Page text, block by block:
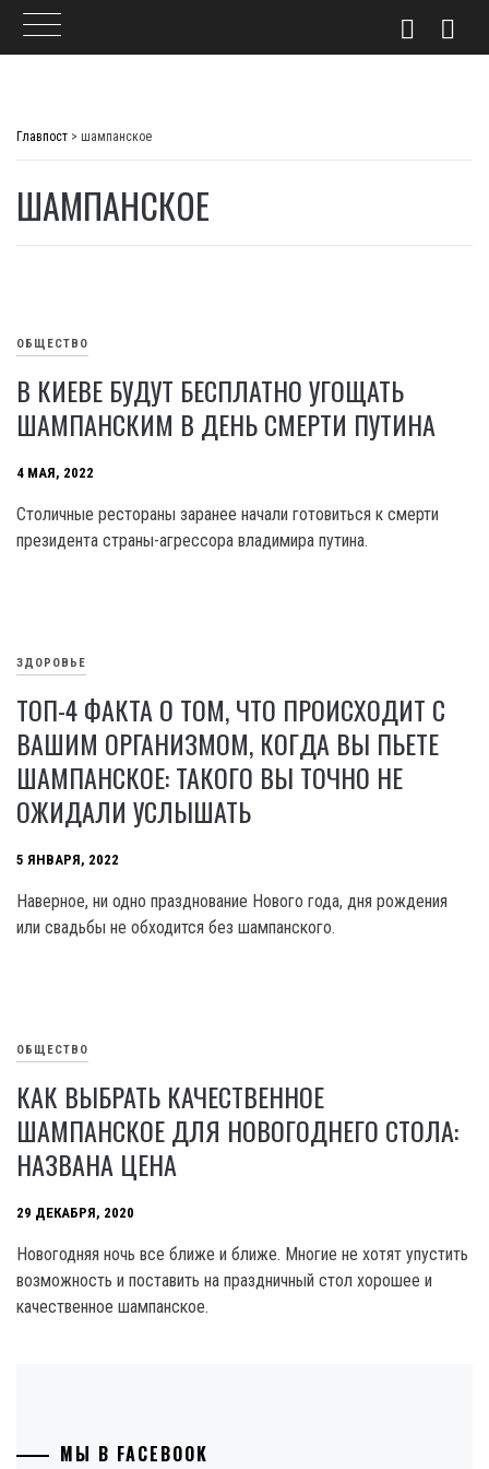
Главпост > шампанское
ШАМПАНСКОЕ
ОБЩЕСТВО
В КИЕВЕ БУДУТ БЕСПЛАТНО УГОЩАТЬ
ШАМПАНСКИМ В ДЕНЬ СМЕРТИ ПУТИНА
4 МАЯ, 2022
Столичные рестораны заранее начали готовиться к смерти
президента страны-агрессора владимира путина.
ЗДОРОВЬЕ
ТОП-4 ФАКТА О ТОМ, ЧТО ПРОИСХОДИТ С
ВАШИМ ОРГАНИЗМОМ, КОГДА ВЫ ПЬЕТЕ
ШАМПАНСКОЕ: ТАКОГО ВЫ ТОЧНО НЕ
ОЖИДАЛИ УСЛЫШАТЬ
5 ЯНВАРЯ, 2022
Наверное, ни одно празднование Нового года, дня рождения
или свадьбы не обходится без шампанского.
ОБЩЕСТВО
КАК ВЫБРАТЬ КАЧЕСТВЕННОЕ
ШАМПАНСКОЕ ДЛЯ НОВОГОДНЕГО СТОЛА:
НАЗВАНА ЦЕНА
29 ДЕКАБРЯ, 2020
Новогодняя ночь все ближе и ближе. Многие не хотят упустить
возможность и поставить на праздничный стол хорошее и
качественное шампанское.
МЫ В FACEBOOK